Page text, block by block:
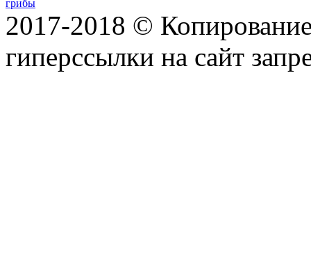
грибы
2017-2018 ©
гиперссылки на сайт